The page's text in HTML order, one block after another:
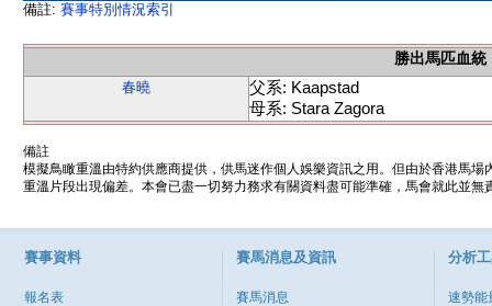
備註: 賽事特別情況索引
勝出馬匹血統
春曉
父系: Kaapstad
母系: Stara Zagora
備註
模擬鳥瞰重溫由特約供應商提供，供馬迷作個人娛樂資訊之用。但由於香港馬
重溫片段出現偏差。本會已盡一切努力務求有關資料盡可能準確，馬會就此並
賽事資料
報名表
賽馬消息及資訊
賽馬消息
分析
速勢能